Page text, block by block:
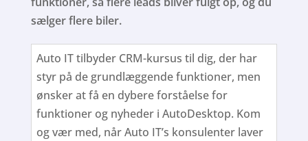
sælger flere biler.
Auto IT tilbyder CRM-kursus til dig, der har
styr på de grundlæggende funktioner, men
ønsker at få en dybere forståelse for
funktioner og nyheder i AutoDesktop. Kom
og vær med, når Auto IT’s konsulenter laver